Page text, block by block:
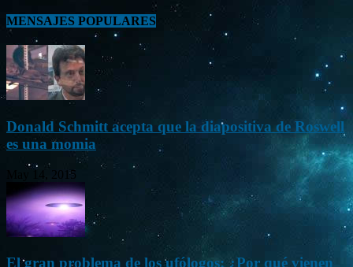
MENSAJES POPULARES
Donald Schmitt acepta que la diapositiva de Roswell
es una momia
May 14, 2015
El gran problema de los ufólogos: ¿Por qué vienen